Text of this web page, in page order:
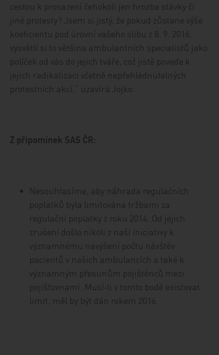
cestou k prosazení čehokoli jen hrozba stávky či
jiné protesty? Jsem si jistý, že pokud zůstane výše
koeficientu pod úrovní vašeho slibu z 8. 9. 2016,
vysvětlí si to většina ambulantních specialistů jako
políček od vás do jejich tváře, což jistě povede k
jejich radikalizaci včetně nepřehlédnutelných
protestních akcí,“ uzavírá Jojko.
Z připomínek SAS ČR:
Nesouhlasíme, aby náhrada regulačních
poplatků byla limitována tržbami za
regulační poplatky z roku 2014. Od jejich
zrušení došlo nikoli z naší iniciativy k
významnému navýšení počtu návštěv
pacientů v našich ambulancích a také k
významným přesunům pojištěnců mezi
pojišťovnami. Musí‑li v tomto bodě existovat
limit, měl by být dán rokem 2016.